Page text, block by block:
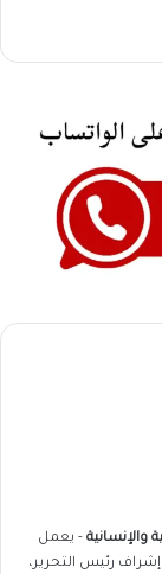
- يعمل
رئيس التحرير،